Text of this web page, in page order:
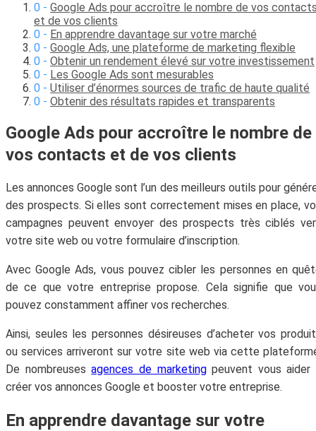
Google Ads pour accroître le nombre de vos
et de vos clients
En apprendre davantage sur votre marché
Google Ads, une plateforme de marketing flexible
Obtenir un rendement élevé sur votre investissement
Les Google Ads sont mesurables
Utiliser d’énormes sources de trafic de haute qualité
Obtenir des résultats rapides et transparents
Google Ads pour accroître le nombre de
vos contacts et de vos clients
Les annonces Google sont l’un des meilleurs outils pour
des prospects. Si elles sont correctement mises en place,
campagnes peuvent envoyer des prospects très ciblés
votre site web ou votre formulaire d’inscription.
Avec Google Ads, vous pouvez cibler les personnes en
de ce que votre entreprise propose. Cela signifie que
pouvez constamment affiner vos recherches.
Ainsi, seules les personnes désireuses d’acheter vos
ou services arriveront sur votre site web via cette
De nombreusesagences de marketingpeuvent vous aider
créer vos annonces Google et booster votre entreprise.
En apprendre davantage sur votre